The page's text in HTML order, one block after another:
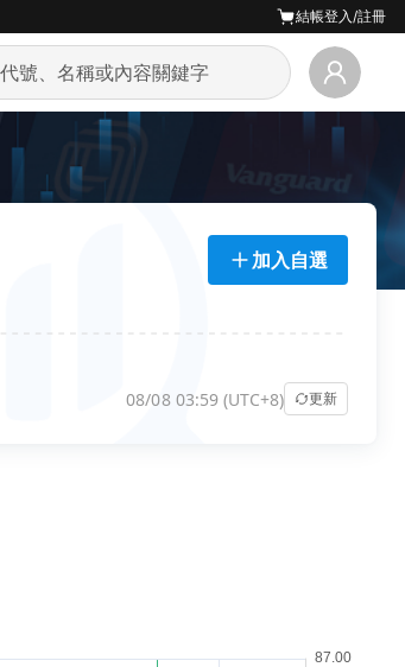
結帳登入/註冊
加入自選
08/08 03:59 (UTC+8) 更新